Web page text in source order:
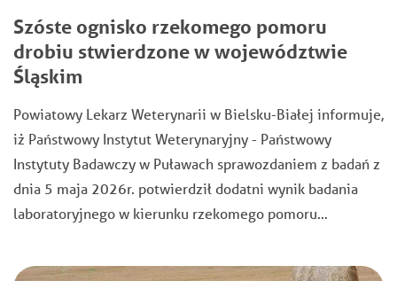
Szóste ognisko rzekomego pomoru
drobiu stwierdzone w województwie
Śląskim
Powiatowy Lekarz Weterynarii w Bielsku-Białej informuje,
iż Państwowy Instytut Weterynaryjny - Państwowy
Instytuty Badawczy w Puławach sprawozdaniem z badań z
dnia 5 maja 2026r. potwierdził dodatni wynik badania
laboratoryjnego w kierunku rzekomego pomoru…